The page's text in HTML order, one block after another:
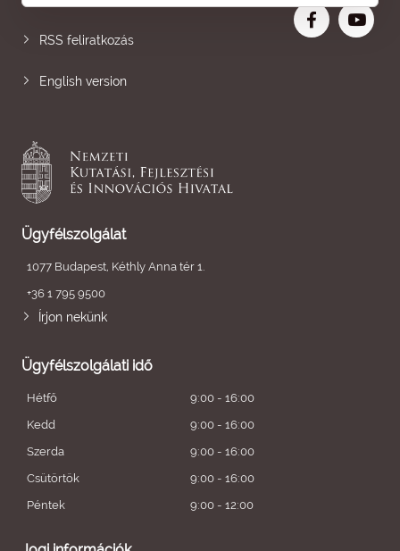
RSS feliratkozás
English version
Ügyfélszolgálat
1077 Budapest, Kéthly Anna tér 1.
+36 1 795 9500
Írjon nekünk
Ügyfélszolgálati idő
Hétfő
9:00 - 16:00
Kedd
9:00 - 16:00
Szerda
9:00 - 16:00
Csütörtök
9:00 - 16:00
Péntek
9:00 - 12:00